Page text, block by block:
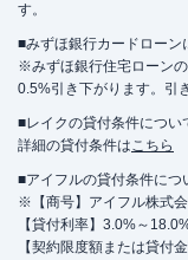
す。
■みずほ銀行カードローン
※みずほ銀行住宅ローン
0.5%引き下がります。引
■レイクの貸付条件につい
詳細の貸付条件はこちら
■アイフルの貸付条件につ
※【商号】アイフル株式
【貸付利率】3.0%～
【契約限度額または貸付